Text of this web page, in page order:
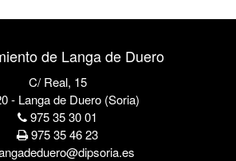
de Langa de Duero
C/ Real, 15
- Langa de Duero (Soria)
975 35 30 01
975 35 46 23